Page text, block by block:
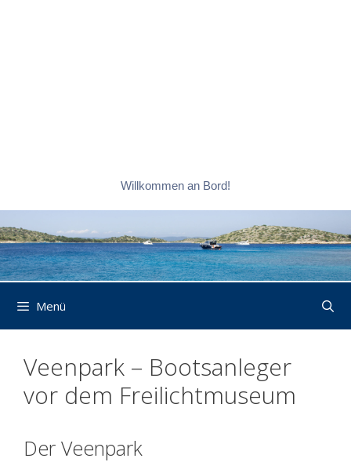
Willkommen an Bord!
Menü
Veenpark – Bootsanleger
vor dem Freilichtmuseum
Der Veenpark